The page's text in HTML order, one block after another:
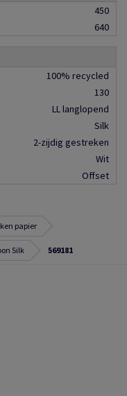
450
640
100% recycled
130
LL langlopend
Silk
2-zijdig gestreken
Wit
Offset
papier
Silk 569181